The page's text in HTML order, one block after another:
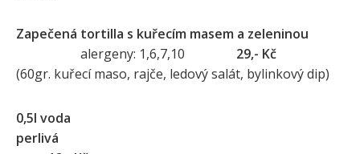
Zapečená tortilla s kuřecím masem a zeleninou
alergeny: 1,6,7,10
29,- Kč
(60gr. kuřecí maso, rajče, ledový salát, bylinkový dip)
0,5l voda
perlivá